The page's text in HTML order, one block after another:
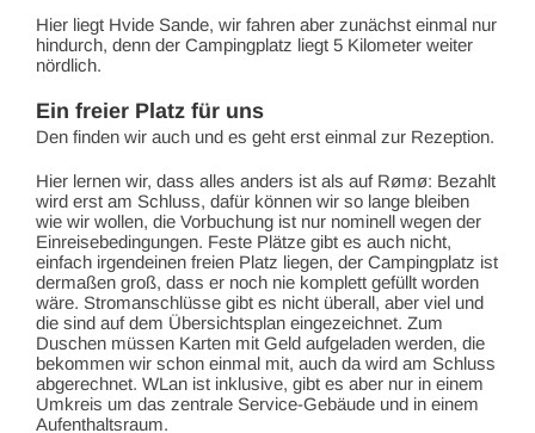
Hier liegt Hvide Sande, wir fahren aber zunächst einmal nur
hindurch, denn der Campingplatz liegt 5 Kilometer weiter
nördlich.
Ein freier Platz für uns
Den finden wir auch und es geht erst einmal zur Rezeption.
Hier lernen wir, dass alles anders ist als auf Rømø: Bezahlt
wird erst am Schluss, dafür können wir so lange bleiben
wie wir wollen, die Vorbuchung ist nur nominell wegen der
Einreisebedingungen. Feste Plätze gibt es auch nicht,
einfach irgendeinen freien Platz liegen, der Campingplatz ist
dermaßen groß, dass er noch nie komplett gefüllt worden
wäre. Stromanschlüsse gibt es nicht überall, aber viel und
die sind auf dem Übersichtsplan eingezeichnet. Zum
Duschen müssen Karten mit Geld aufgeladen werden, die
bekommen wir schon einmal mit, auch da wird am Schluss
abgerechnet. WLan ist inklusive, gibt es aber nur in einem
Umkreis um das zentrale Service-Gebäude und in einem
Aufenthaltsraum.